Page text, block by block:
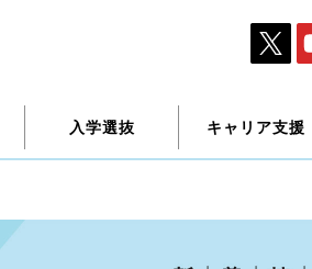
入学選抜 キャリア支援